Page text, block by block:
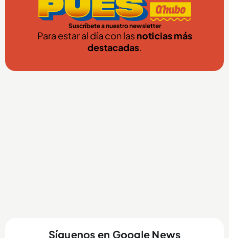
Suscríbete a nuestro newsletter
Para estar al día con lasnoticias más
destacadas.
Síguenos en Google News